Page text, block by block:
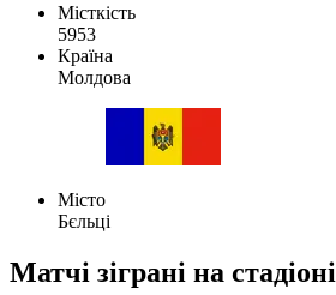
Місткість
5953
Країна
Молдова
Місто
Бєльці
Матчі зіграні на стадіоні